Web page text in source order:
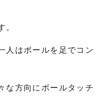
。
人はボールを足でコン
な方向にボールタッチ